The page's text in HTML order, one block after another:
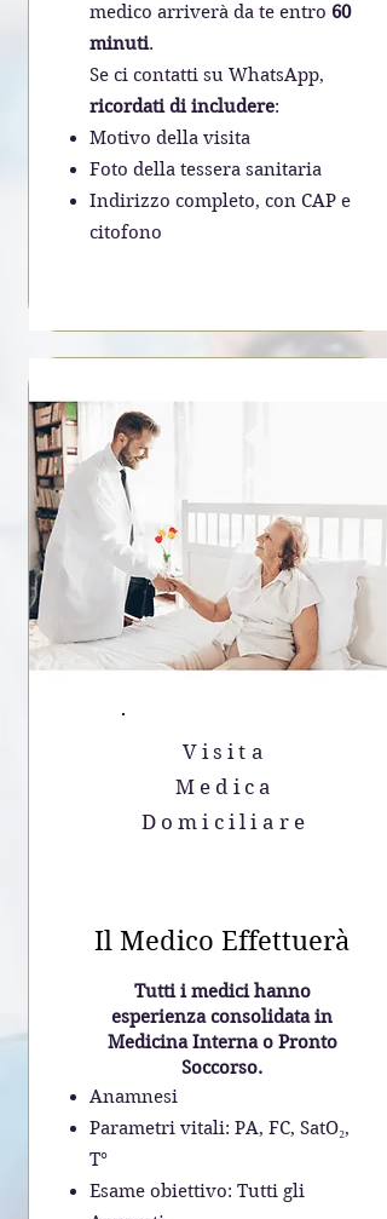
medico arriverà da te entro 60
minuti.
Se ci contatti su WhatsApp,
ricordati di includere:
Motivo della visita
Foto della tessera sanitaria
Indirizzo completo, con CAP e
citofono
Visita
Medica
Domiciliare
Il Medico Effettuerà
Tutti i medici hanno
esperienza consolidata in
Medicina Interna o Pronto
Soccorso.
Anamnesi
Parametri vitali: PA, FC, SatO₂,
T°
Esame obiettivo: Tutti gli